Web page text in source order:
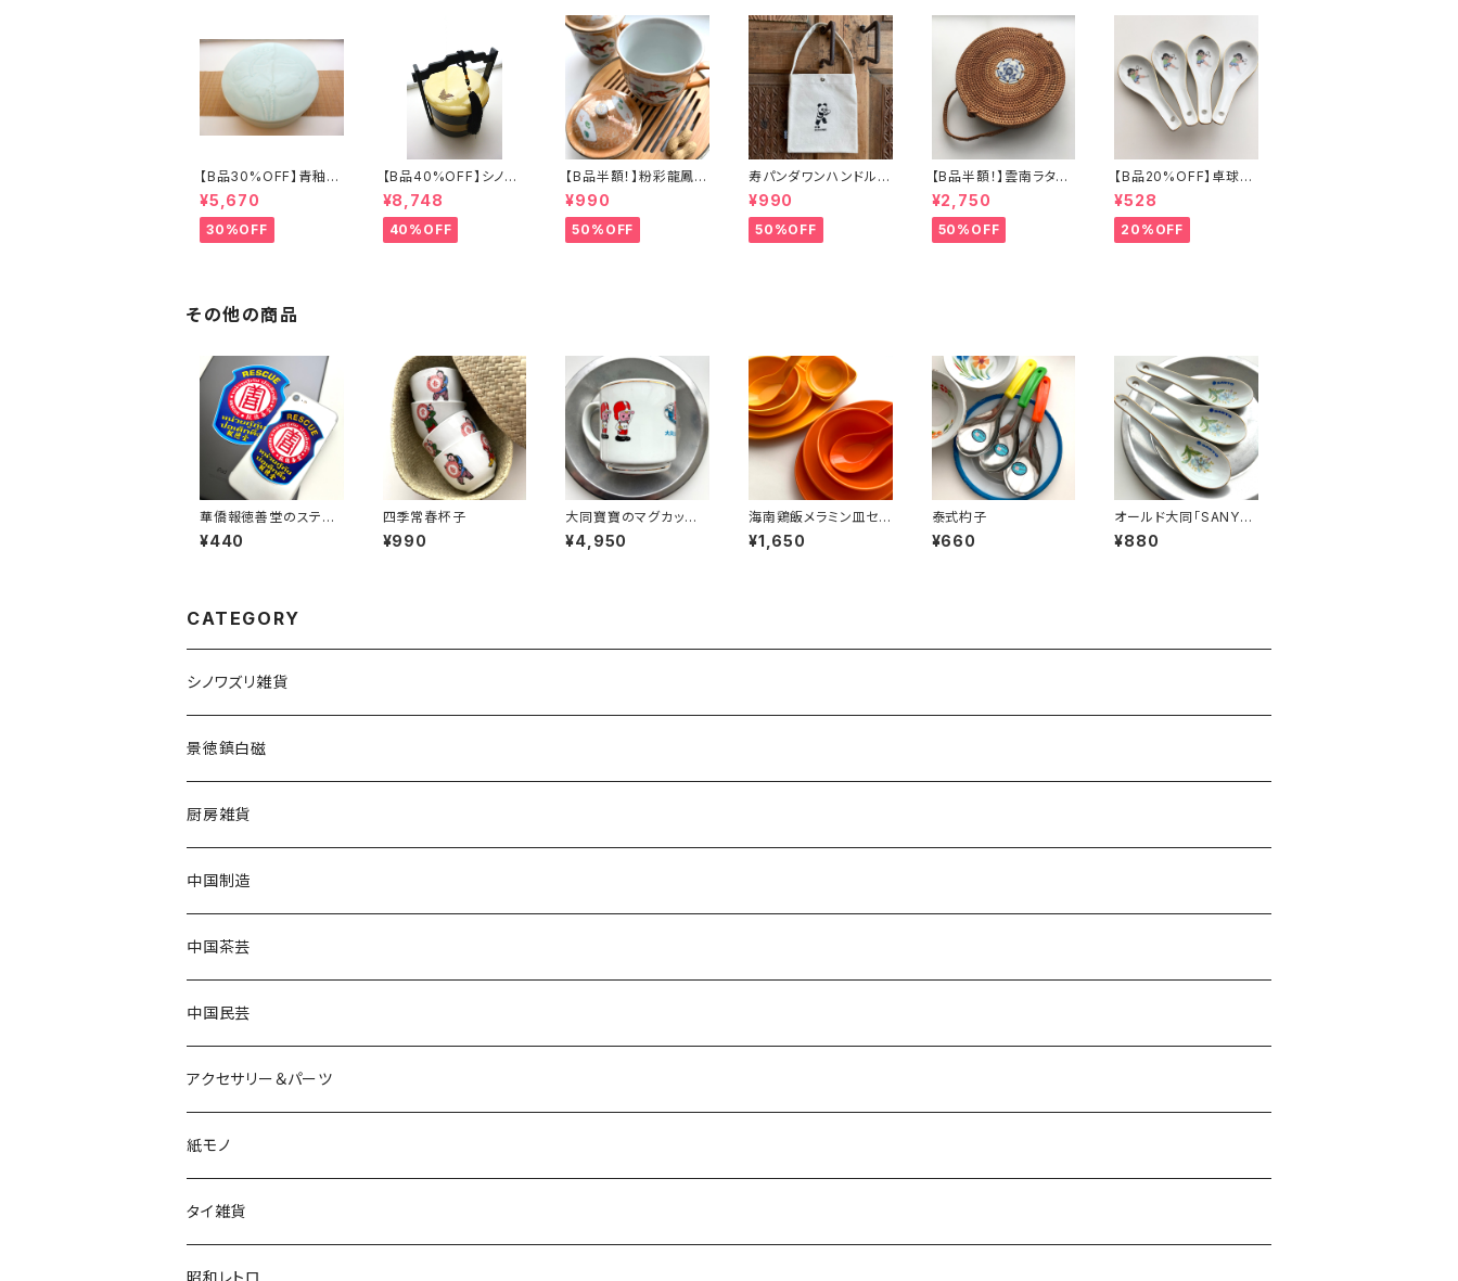
【B品30%OFF】青釉瓷
蓋付盒（蓮の実）
¥5,670
30%OFF
【B品40%OFF】シノワ
ズリ手提げ三段重「バタ
フライ」
¥8,748
40%OFF
【B品半額！】粉彩龍鳳図
蓋碗（80年代景徳鎮デ
ッドストック）
¥990
50%OFF
寿パンダワンハンドルバ
ッグ
¥990
50%OFF
【B品半額！】雲南ラタン
カゴバッグ
¥2,750
50%OFF
【B品20%OFF】卓球少
年レンゲ
¥528
20%OFF
その他の商品
華僑報徳善堂のステッ
カー（大小2枚セット）
¥440
四季常春杯子
¥990
大同寶寶のマグカップ
（1976年製ヴィンテー
ジストック）
¥4,950
海南鶏飯メラミン皿セッ
ト
¥1,650
泰式杓子
¥660
オールド大同「SANYO
ロゴ」レンゲ
¥880
CATEGORY
シノワズリ雑貨
景徳鎮白磁
厨房雑貨
中国制造
中国茶芸
中国民芸
アクセサリー＆パーツ
紙モノ
タイ雑貨
昭和レトロ